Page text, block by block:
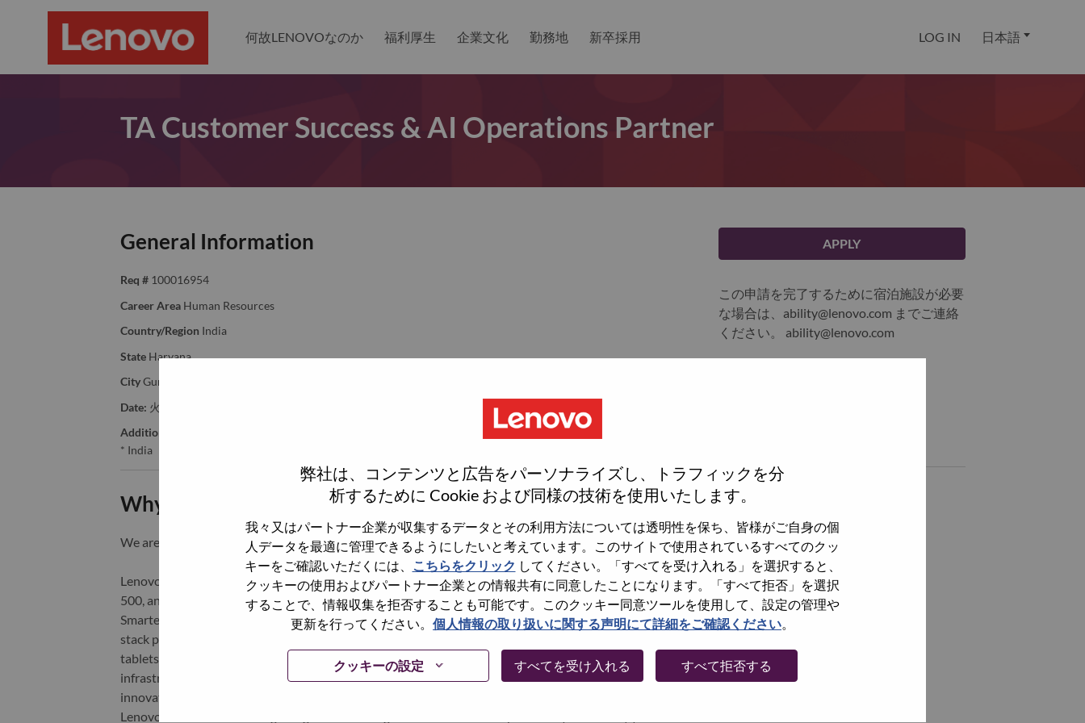
弊社は、コンテンツと広告をパーソナライズし、トラフィックを分
析するために Cookie および同様の技術を使用いたします。
我々又はパートナー企業が収集するデータとその利用方法については透明性を保ち、皆様がご自身の個
人データを最適に管理できるようにしたいと考えています。このサイトで使用されているすべてのクッ
キーをご確認いただくには、
こちらをクリック してください。「すべてを受け入れる」を選択すると、
クッキーの使用およびパートナー企業との情報共有に同意したことになります。「すべて拒否」を選択
することで、情報収集を拒否することも可能です。このクッキー同意ツールを使用して、設定の管理や
更新を行ってください。 個人情報の取り扱いに関する声明にて詳細をご確認ください
クッキーの設定 すべてを受け入れる すべて拒否する
何故LENOVOなのか 福利厚生 企業文化 勤務地 新卒採用 LOG IN 日本語
TA Customer Success & AI Operations Partner
General Information
Req # 100016954
Career Area Human Resources
Country/Region India
State Haryana
City Gurgaon
Date: 火曜日, 5月 19, 2026
Additional Locations
* India
Why Work at Lenovo
We are Lenovo. We do what we say. We own what we do. We WOW our customers.
Lenovo is a US$83 billion revenue global technology powerhouse, ranked #153 in the Fortune Global
500, and serving millions of customers every day in 180 markets. Focused on a bold vision to deliver
Smarter Technology for All, Lenovo has built on its success as the world’s largest PC company with a full-
stack portfolio of AI-enabled, AI-ready, and AI-optimized devices (PCs, workstations, smartphones,
tablets), infrastructure (server, storage, edge, high performance computing and software defined
infrastructure), software, solutions, and services. Lenovo’s continued investment in world-changing
innovation is building a more equitable, trustworthy, and smarter future for everyone, everywhere.
Lenovo is listed on the Hong Kong stock exchange under Lenovo Group Limited (HKSE: 992) (ADR:
APPLY
この申請を完了するために宿泊施設が必要
な場合は、ability@lenovo.com までご連絡
ください。 ability@lenovo.com
全てを見る